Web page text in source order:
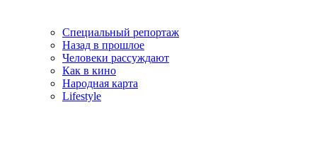
Специальный репортаж
Назад в прошлое
Человеки рассуждают
Как в кино
Народная карта
Lifestyle